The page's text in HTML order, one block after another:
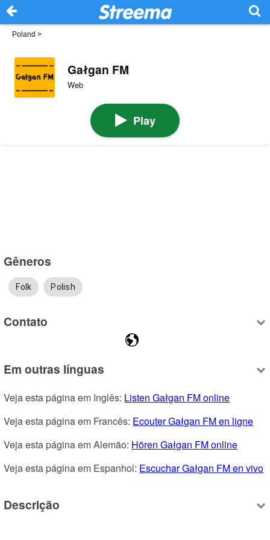
Poland >
Gałgan FM
Web
Play
Gêneros
Folk Polish
Contato
Em outras línguas
Veja esta página em Inglês: Listen Gałgan FM online
Veja esta página em Francês: Ecouter Gałgan FM en ligne
Veja esta página em Alemão: Hören Gałgan FM online
Veja esta página em Espanhol: Escuchar Gałgan FM en vivo
Descrição